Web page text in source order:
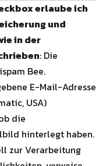
erlaube ich
und
in der
: Die
Bee.
E-Mail-Adresse
USA)
die
hinterlegt haben.
zur Verarbeitung